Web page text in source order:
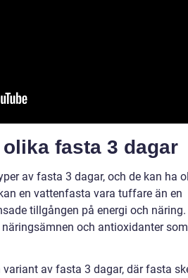
fasta 3 dagar
av fasta 3 dagar, och de kan ha
en vattenfasta vara tuffare än en
tillgången på energi och
och antioxidanter
av fasta 3 dagar, där fasta